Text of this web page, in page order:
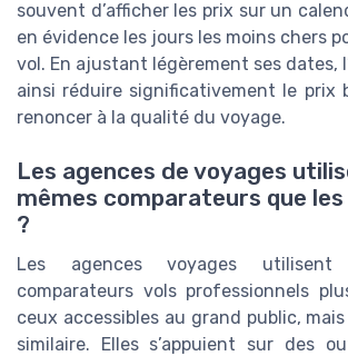
souvent d’afficher les prix sur un
en évidence les jours les moins chers
vol. En ajustant légèrement ses dates,
ainsi réduire significativement le prix
renoncer à la qualité du voyage.
Les agences de voyages
mêmes comparateurs que
?
Les agences voyages
comparateurs vols professionnels
ceux accessibles au grand public,
similaire. Elles s’appuient sur des